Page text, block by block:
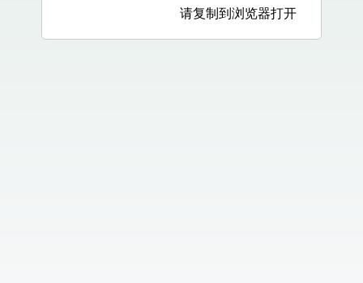
请复制到浏览器打开